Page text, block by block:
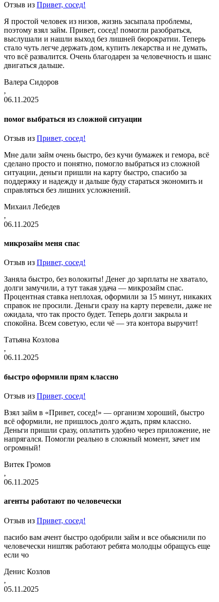
Отзыв из Привет, сосед!
Я простой человек из низов, жизнь засыпала проблемы,
поэтому взял займ. Привет, сосед! помогли разобраться,
выслушали и нашли выход без лишней бюрократии. Теперь
стало чуть легче держать дом, купить лекарства и не думать,
что всё развалится. Очень благодарен за человечность и шанс
двигаться дальше.
Валера Сидоров
,
06.11.2025
помог выбраться из сложной ситуации
Отзыв из Привет, сосед!
Мне дали займ очень быстро, без кучи бумажек и гемора, всё
сделано просто и понятно, помогло выбраться из сложной
ситуации, деньги пришли на карту быстро, спасибо за
поддержку и надежду и дальше буду стараться экономить и
справляться без лишних усложнений.
Михаил Лебедев
,
06.11.2025
микрозайм меня спас
Отзыв из Привет, сосед!
Заняла быстро, без волокиты! Денег до зарплаты не хватало,
долги замучили, а тут такая удача — микрозайм спас.
Процентная ставка неплохая, оформили за 15 минут, никаких
справок не просили. Деньги сразу на карту перевели, даже не
ожидала, что так просто будет. Теперь долги закрыла и
спокойна. Всем советую, если чё — эта контора выручит!
Татьяна Козлова
,
06.11.2025
быстро оформили прям классно
Отзыв из Привет, сосед!
Взял займ в «Привет, сосед!» — организм хороший, быстро
всё оформили, не пришлось долго ждать, прям классно.
Деньги пришли сразу, оплатить удобно через приложение, не
напрягался. Помогли реально в сложный момент, зачет им
огромный!
Витек Громов
,
06.11.2025
агенты работают по человечески
Отзыв из Привет, сосед!
пасибо вам ачент быстро одобрили займ и все обьяснили по
человечески ништяк работают ребята молодцы обращусь еще
если чо
Денис Козлов
,
05.11.2025